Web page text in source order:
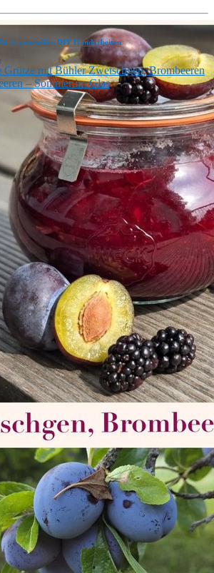
it-yourselfies DIY Handarbeiten
Grütze mit Bühler Zwetschgen, Brombeeren
– Sommer im Glas